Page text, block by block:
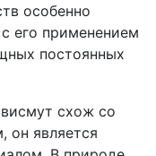
особенно
его применением
постоянных
схож со
он является